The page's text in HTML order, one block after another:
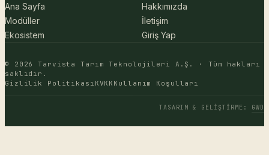
Ana Sayfa
Modüller
Ekosistem
Hakkımızda
İletişim
Giriş Yap
© 2026 Tarvista Tarım Teknolojileri A.Ş. · Tüm hakları
saklıdır.
Gizlilik Politikası KVKK Kullanım Koşulları
TASARIM & GELIŞTIRME : GWD